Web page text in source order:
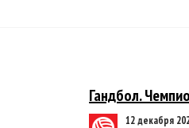
Гандбол.
12 декабря